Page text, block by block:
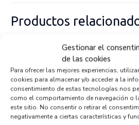
Gestionar el
de las cookies
Para ofrecer las mejores experiencias,
cookies para almacenar y/o acceder a la
consentimiento de estas tecnologías nos
como el comportamiento de navegación o
este sitio. No consentir o retirar el
negativamente a ciertas características y
Productos
VOLANTE MOTOR
Recambios MERCEDES-BENZ
651924
Referencia ID: 142894
Referencia OEM: A6510300312
72,95€ (IVA no incluído)